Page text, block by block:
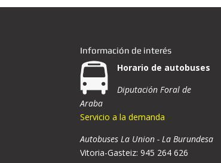
Información de interés
Horario de autobuses
Diputación Foral de
Araba
Servicio a la demanda
Autobuses La Union - La Burundesa
Vitoria-Gasteiz: 945 264 626